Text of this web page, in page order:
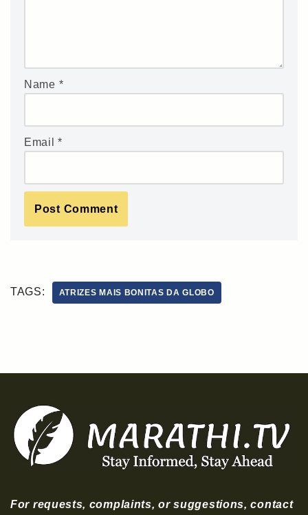
Name *
Email*
TAGS: ATRIZES MAIS BONITAS DA GLOBO
For requests, complaints, or suggestions, contact